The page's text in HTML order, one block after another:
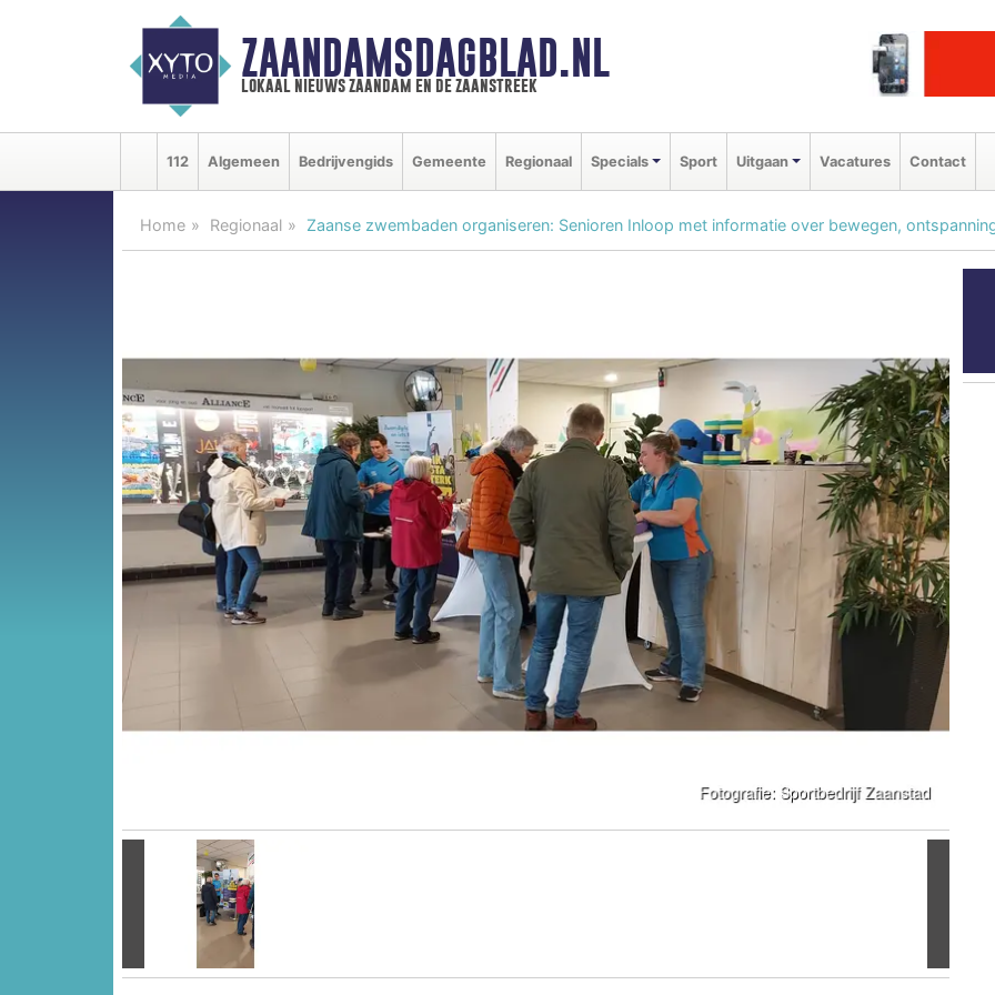
ZAANDAMSDAGBLAD.NL
lokaal nieuws zaandam en de zaanstreek
112 Algemeen Bedrijvengids Gemeente Regionaal Specials Sport Uitgaan Vacatures Contact
Home Regionaal Zaanse zwembaden organiseren: Senioren Inloop met informatie over bewegen,